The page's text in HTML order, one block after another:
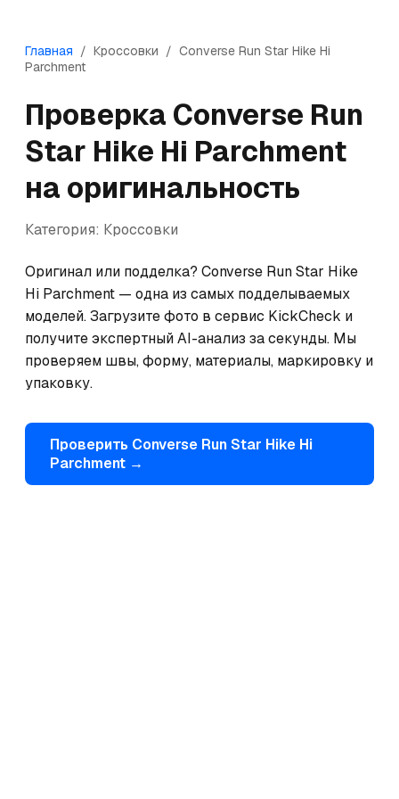
Главная / Кроссовки / Converse Run Star Hike Hi
Parchment
Проверка Converse Run
Star Hike Hi Parchment
на оригинальность
Категория: Кроссовки
Оригинал или подделка? Converse Run Star Hike
Hi Parchment — одна из самых подделываемых
моделей. Загрузите фото в сервис KickCheck и
получите экспертный AI-анализ за секунды. Мы
проверяем швы, форму, материалы, маркировку и
упаковку.
Проверить Converse Run Star Hike Hi
Parchment →